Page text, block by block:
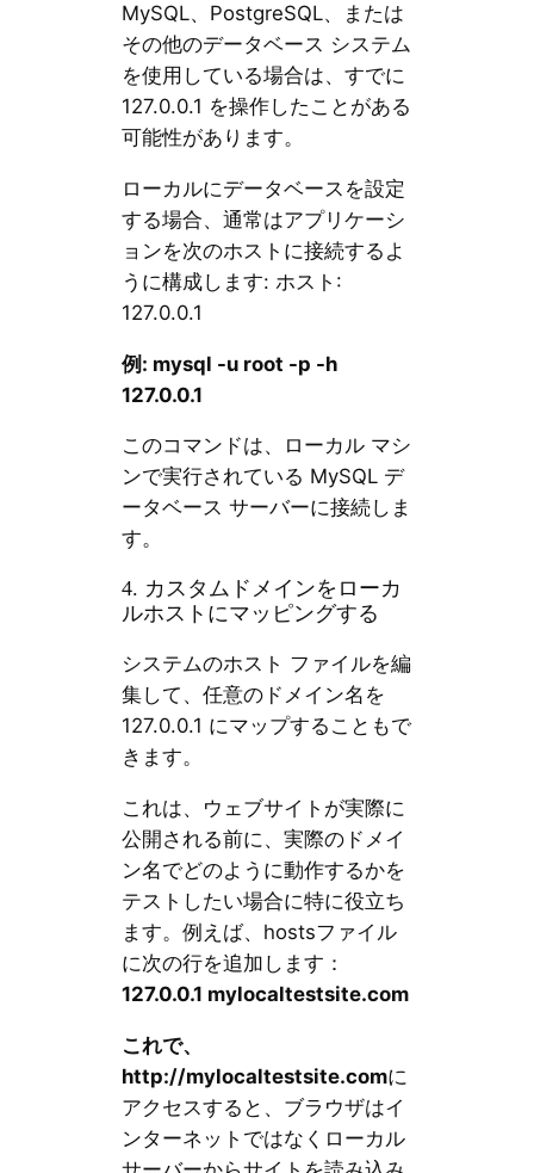
MySQL、PostgreSQL、または
その他のデータベース システム
を使用している場合は、すでに
127.0.0.1 を操作したことがある
可能性があります。
ローカルにデータベースを設定
する場合、通常はアプリケーシ
ョンを次のホストに接続するよ
うに構成します: ホスト:
127.0.0.1
例: mysql -u root -p -h
127.0.0.1
このコマンドは、ローカル マシ
ンで実行されている MySQL デ
ータベース サーバーに接続しま
す。
4. カスタムドメインをローカ
ルホストにマッピングする
システムのホスト ファイルを編
集して、任意のドメイン名を
127.0.0.1 にマップすることもで
きます。
これは、ウェブサイトが実際に
公開される前に、実際のドメイ
ン名でどのように動作するかを
テストしたい場合に特に役立ち
ます。例えば、hostsファイル
に次の行を追加します：
127.0.0.1 mylocaltestsite.com
これで、
http://mylocaltestsite.comに
アクセスすると、ブラウザはイ
ンターネットではなくローカル